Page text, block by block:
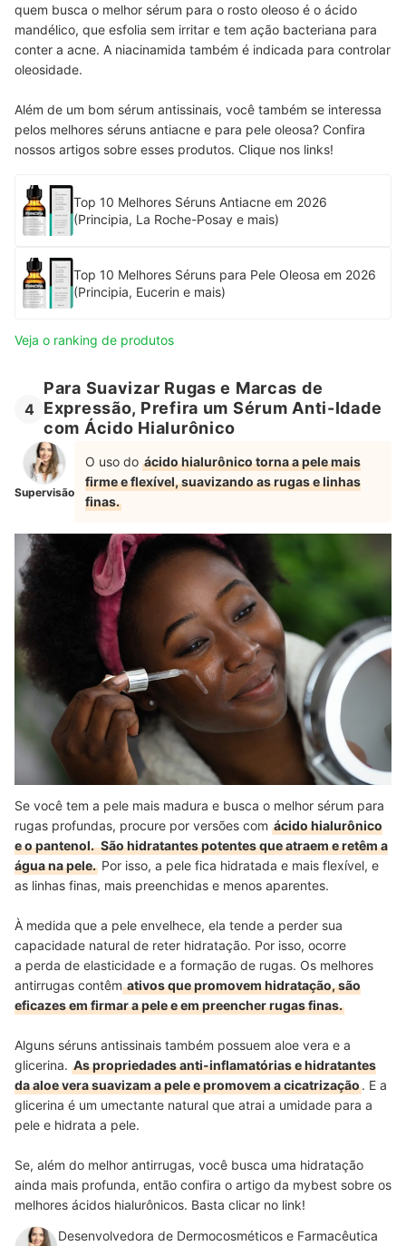
quem busca o melhor sérum para o rosto oleoso é o ácido
mandélico, que esfolia sem irritar e tem ação bacteriana para
conter a acne. A niacinamida também é indicada para controlar
oleosidade.
Além de um bom sérum antissinais, você também se interessa
pelos melhores séruns antiacne e para pele oleosa? Confira
nossos artigos sobre esses produtos. Clique nos links!
Top 10 Melhores Séruns Antiacne em 2026
(Principia, La Roche-Posay e mais)
Top 10 Melhores Séruns para Pele Oleosa em 2026
(Principia, Eucerin e mais)
Veja o ranking de produtos
4
Para Suavizar Rugas e Marcas de
Expressão, Prefira um Sérum Anti-Idade
com Ácido Hialurônico
Supervisão
O uso do ácido hialurônico torna a pele mais
firme e flexível, suavizando as rugas e linhas
finas.
Se você tem a pele mais madura e busca o melhor sérum para
rugas profundas, procure por versões com ácido hialurônico
e o pantenol. São hidratantes potentes que atraem e retêm a
água na pele. Por isso, a pele fica hidratada e mais flexível, e
as linhas finas, mais preenchidas e menos aparentes.
À medida que a pele envelhece, ela tende a perder sua
capacidade natural de reter hidratação. Por isso, ocorre
a perda de elasticidade e a formação de rugas. Os melhores
antirrugas contêmativos que promovem hidratação, são
eficazes em firmar a pele e em preencher rugas finas.
Alguns séruns antissinais também possuem aloe vera e a
glicerina. As propriedades anti-inflamatórias e hidratantes
da aloe vera suavizam a pele e promovem a cicatrização. E a
glicerina é um umectante natural que atrai a umidade para a
pele e hidrata a pele.
Se, além do melhor antirrugas, você busca uma hidratação
ainda mais profunda, então confira o artigo da mybest sobre os
melhores ácidos hialurônicos. Basta clicar no link!
Desenvolvedora de Dermocosméticos e Farmacêutica